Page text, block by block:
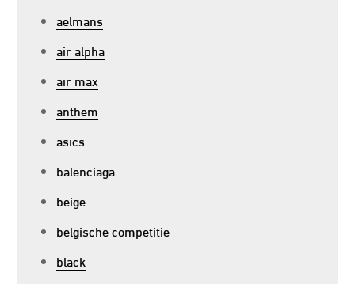
aelmans
air alpha
air max
anthem
asics
balenciaga
beige
belgische competitie
black